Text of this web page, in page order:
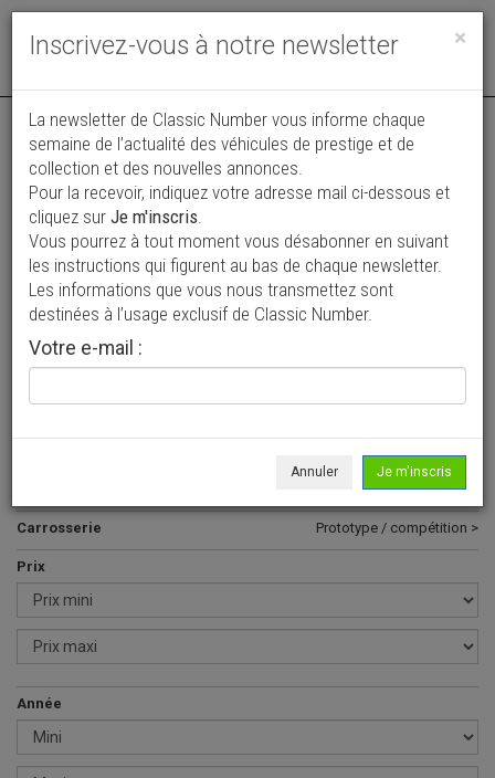
Toggle
Vos annonces vues par
plus de 4 millions de collectionneurs
Ajouter une annonce
> Rechercher un véhicule
Mustang >
Carrosserie Prototype / compétition >
Prix
Année
×
Inscrivez-vous à notre newsletter
La newsletter de Classic Number vous informe chaque
semaine de l’actualité des véhicules de prestige et de
collection et des nouvelles annonces.
Pour la recevoir, indiquez votre adresse mail ci-dessous et
cliquez sur Je m'inscris.
Vous pourrez à tout moment vous désabonner en suivant
les instructions qui figurent au bas de chaque newsletter.
Les informations que vous nous transmettez sont
destinées à l’usage exclusif de Classic Number.
Votre e-mail :
Annuler Je m'inscris